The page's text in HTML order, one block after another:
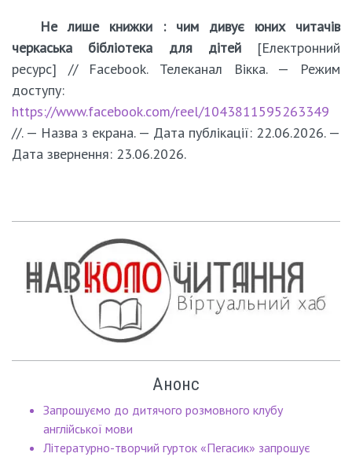
Не лише книжки : чим дивує юних читачів
черкаська бібліотека для дітей[Електронний
ресурс] // Facebook. Телеканал Вікка. — Режим
доступу:
https://www.facebook.com/reel/1043811595263349
//. — Назва з екрана. — Дата публікації: 22.06.2026. —
Дата звернення: 23.06.2026.
Анонс
Запрошуємо до дитячого розмовного клубу
англійської мови
Літературно-творчий гурток «Пегасик» запрошує